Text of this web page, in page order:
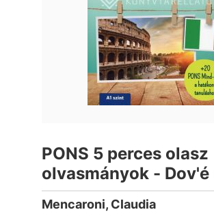
PONS 5 perces olasz
olvasmányok - Dov'é
Colosseo?
Mencaroni, Claudia